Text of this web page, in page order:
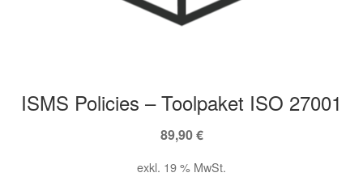
ISMS Policies – Toolpaket ISO 27001
89,90€
exkl. 19 % MwSt.